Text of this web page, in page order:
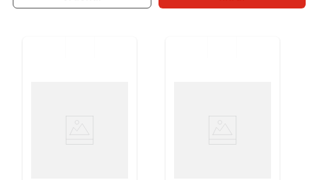
4º iogurte